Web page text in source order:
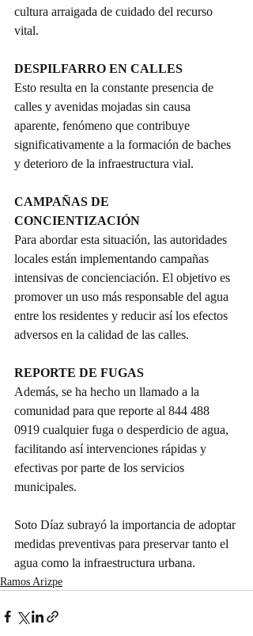
cultura arraigada de cuidado del recurso
vital.
DESPILFARRO EN CALLES
Esto resulta en la constante presencia de
calles y avenidas mojadas sin causa
aparente, fenómeno que contribuye
significativamente a la formación de baches
y deterioro de la infraestructura vial.
CAMPAÑAS DE
CONCIENTIZACIÓN
Para abordar esta situación, las autoridades
locales están implementando campañas
intensivas de concienciación. El objetivo es
promover un uso más responsable del agua
entre los residentes y reducir así los efectos
adversos en la calidad de las calles.
REPORTE DE FUGAS
Además, se ha hecho un llamado a la
comunidad para que reporte al 844 488
0919 cualquier fuga o desperdicio de agua,
facilitando así intervenciones rápidas y
efectivas por parte de los servicios
municipales.
Soto Díaz subrayó la importancia de adoptar
medidas preventivas para preservar tanto el
agua como la infraestructura urbana.
Ramos Arizpe